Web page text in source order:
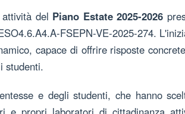
del Piano Estate 2025-2026
FSEPN-VE-2025-274.
capace di offrire risposte
studenti.
e degli studenti, che hanno